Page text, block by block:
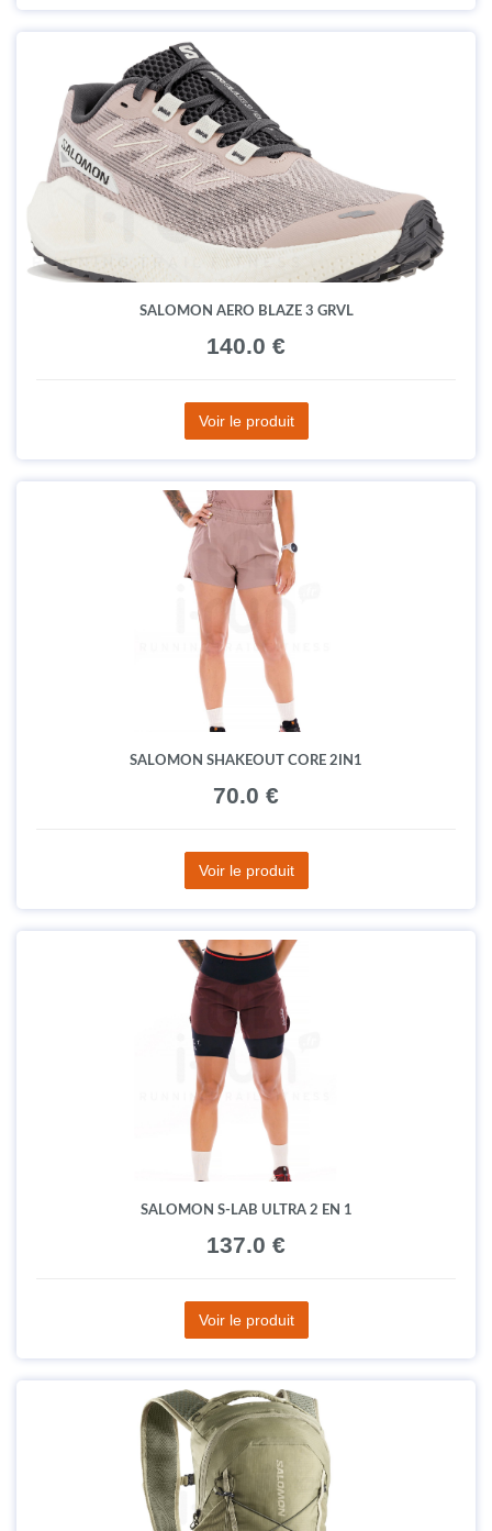
SALOMON AERO BLAZE 3 GRVL
140.0 €
Voir le produit
SALOMON SHAKEOUT CORE 2IN1
70.0 €
Voir le produit
SALOMON S-LAB ULTRA 2 EN 1
137.0 €
Voir le produit